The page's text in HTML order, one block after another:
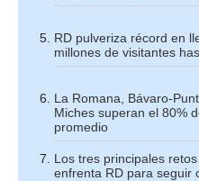
RD pulveriza récord en
millones de visitantes
La Romana, Bávaro-
Miches superan el 80%
promedio
Los tres principales
enfrenta RD para seguir